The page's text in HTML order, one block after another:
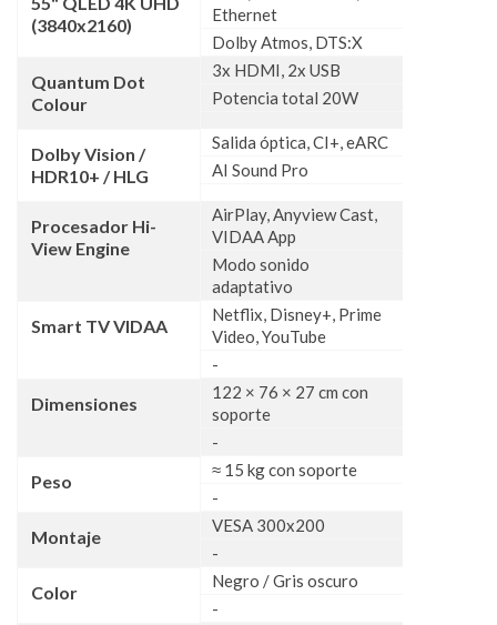
(3840x2160)
Ethernet
Dolby Atmos, DTS:X
Quantum Dot
Colour
3x HDMI, 2x USB
Potencia total 20W
Dolby Vision /
HDR10+ / HLG
Salida óptica, CI+, eARC
AI Sound Pro
Procesador Hi-
View Engine
AirPlay, Anyview Cast,
VIDAA App
Modo sonido
adaptativo
Smart TV VIDAA
Netflix, Disney+, Prime
Video, YouTube
-
Dimensiones
122 × 76 × 27 cm con
soporte
-
Peso
≈ 15 kg con soporte
-
Montaje
VESA 300x200
-
Color
Negro / Gris oscuro
-